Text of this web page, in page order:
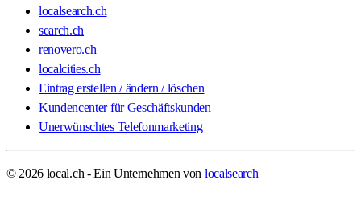
localsearch.ch
search.ch
renovero.ch
localcities.ch
Eintrag erstellen / ändern / löschen
Kundencenter für Geschäftskunden
Unerwünschtes Telefonmarketing
© 2026 local.ch - Ein Unternehmen von localsearch